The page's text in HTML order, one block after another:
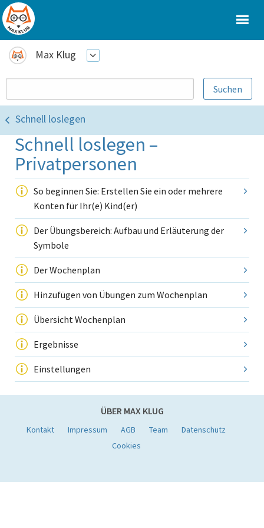
Max Klug
Schnell loslegen
Schnell loslegen –
Privatpersonen
So beginnen Sie: Erstellen Sie ein oder mehrere
Konten für Ihr(e) Kind(er)
Der Übungsbereich: Aufbau und Erläuterung der
Symbole
Der Wochenplan
Hinzufügen von Übungen zum Wochenplan
Übersicht Wochenplan
Ergebnisse
Einstellungen
ÜBER MAX KLUG
Kontakt Impressum AGB Team
Datenschutz
Cookies